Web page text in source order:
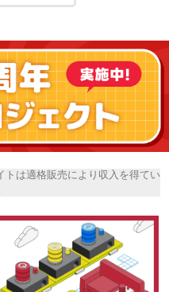
は適格販売により収入を得てい